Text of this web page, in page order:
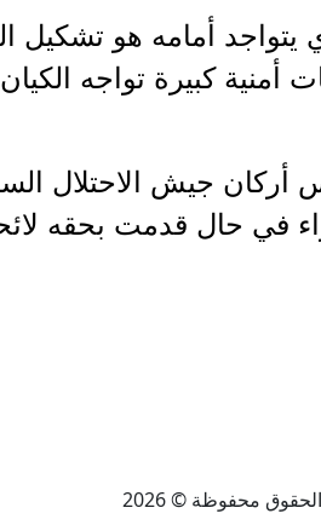
أمامه هو تشكيل
أمنية كبيرة تواجه
جيش الاحتلال
في حال قدمت بحقه
محفوظة © 2026